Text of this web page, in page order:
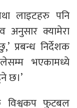
लाइटहरु पनि
अनुसार क्यामेरा
प्रबन्ध निर्देशक
भएकामध्ये
छ।’
विश्वकप फुटबल